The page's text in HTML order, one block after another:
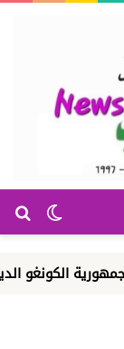
الوضع
الديم...